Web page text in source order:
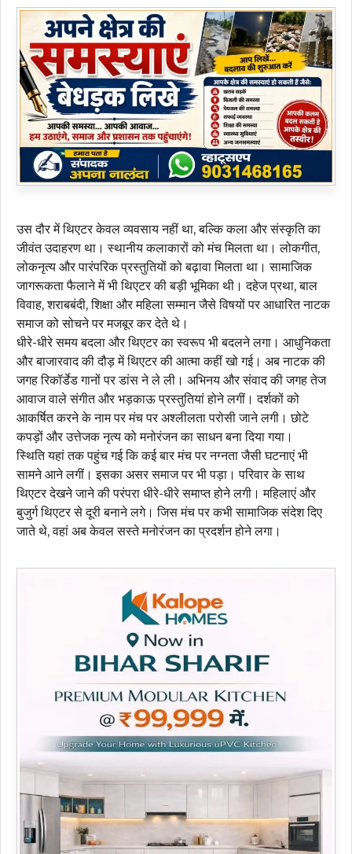
उस दौर में थिएटर केवल व्यवसाय नहीं था, बल्कि कला और संस्कृति का
जीवंत उदाहरण था। स्थानीय कलाकारों को मंच मिलता था। लोकगीत,
लोकनृत्य और पारंपरिक प्रस्तुतियों को बढ़ावा मिलता था। सामाजिक
जागरूकता फैलाने में भी थिएटर की बड़ी भूमिका थी। दहेज प्रथा, बाल
विवाह, शराबबंदी, शिक्षा और महिला सम्मान जैसे विषयों पर आधारित नाटक
समाज को सोचने पर मजबूर कर देते थे।
धीरे-धीरे समय बदला और थिएटर का स्वरूप भी बदलने लगा। आधुनिकता
और बाजारवाद की दौड़ में थिएटर की आत्मा कहीं खो गई। अब नाटक की
जगह रिकॉर्डेड गानों पर डांस ने ले ली। अभिनय और संवाद की जगह तेज
आवाज वाले संगीत और भड़काऊ प्रस्तुतियां होने लगीं। दर्शकों को
आकर्षित करने के नाम पर मंच पर अश्लीलता परोसी जाने लगी। छोटे
कपड़ों और उत्तेजक नृत्य को मनोरंजन का साधन बना दिया गया।
स्थिति यहां तक पहुंच गई कि कई बार मंच पर नग्नता जैसी घटनाएं भी
सामने आने लगीं। इसका असर समाज पर भी पड़ा। परिवार के साथ
थिएटर देखने जाने की परंपरा धीरे-धीरे समाप्त होने लगी। महिलाएं और
बुजुर्ग थिएटर से दूरी बनाने लगे। जिस मंच पर कभी सामाजिक संदेश दिए
जाते थे, वहां अब केवल सस्ते मनोरंजन का प्रदर्शन होने लगा।